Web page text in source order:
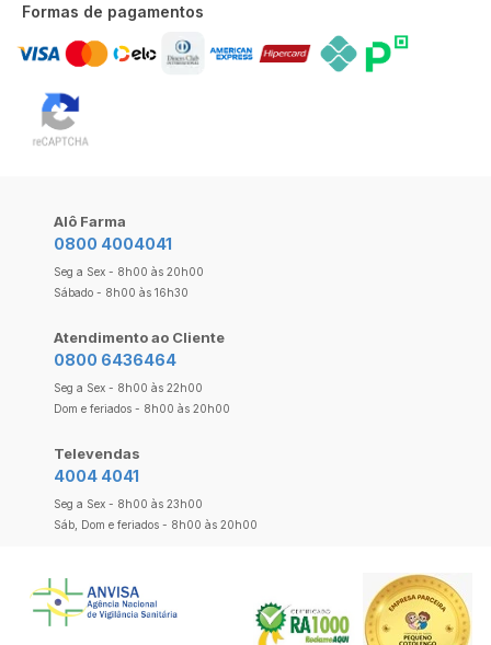
Formas de pagamentos
Alô Farma
0800 4004041
Seg a Sex - 8h00 às 20h00
Sábado - 8h00 às 16h30
Atendimento ao Cliente
0800 6436464
Seg a Sex - 8h00 às 22h00
Dom e feriados - 8h00 às 20h00
Televendas
4004 4041
Seg a Sex - 8h00 às 23h00
Sáb, Dom e feriados - 8h00 às 20h00